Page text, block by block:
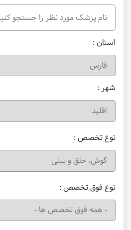
استان :
شهر :
نوع تخصص :
نوع فوق تخصص :